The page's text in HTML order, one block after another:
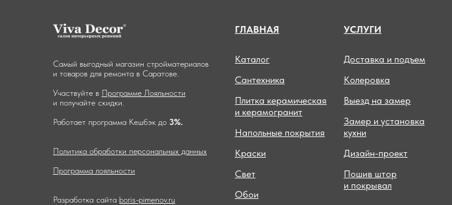
Самый выгодный магазин стройматериалов
и товаров для ремонта в Саратове.
Участвуйте в Программе Лояльности
и получайте скидки.
Работает программа Кешбэк до 3%.
Политика обработки персональных данных
Программа лояльности
Разработка сайта boris-pimenov.ru
ГЛАВНАЯ
Каталог
Сантехника
Плитка керамическая
и керамогранит
Напольные покрытия
Краски
Свет
Обои
УСЛУГИ
Доставка и подъем
Колеровка
Выезд на замер
Замер и установка
кухни
Дизайн-проект
Пошив штор
и покрывал